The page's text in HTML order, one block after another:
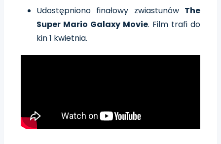
Udostępniono finałowy zwiastunów The
Super Mario Galaxy Movie. Film trafi do
kin 1 kwietnia.